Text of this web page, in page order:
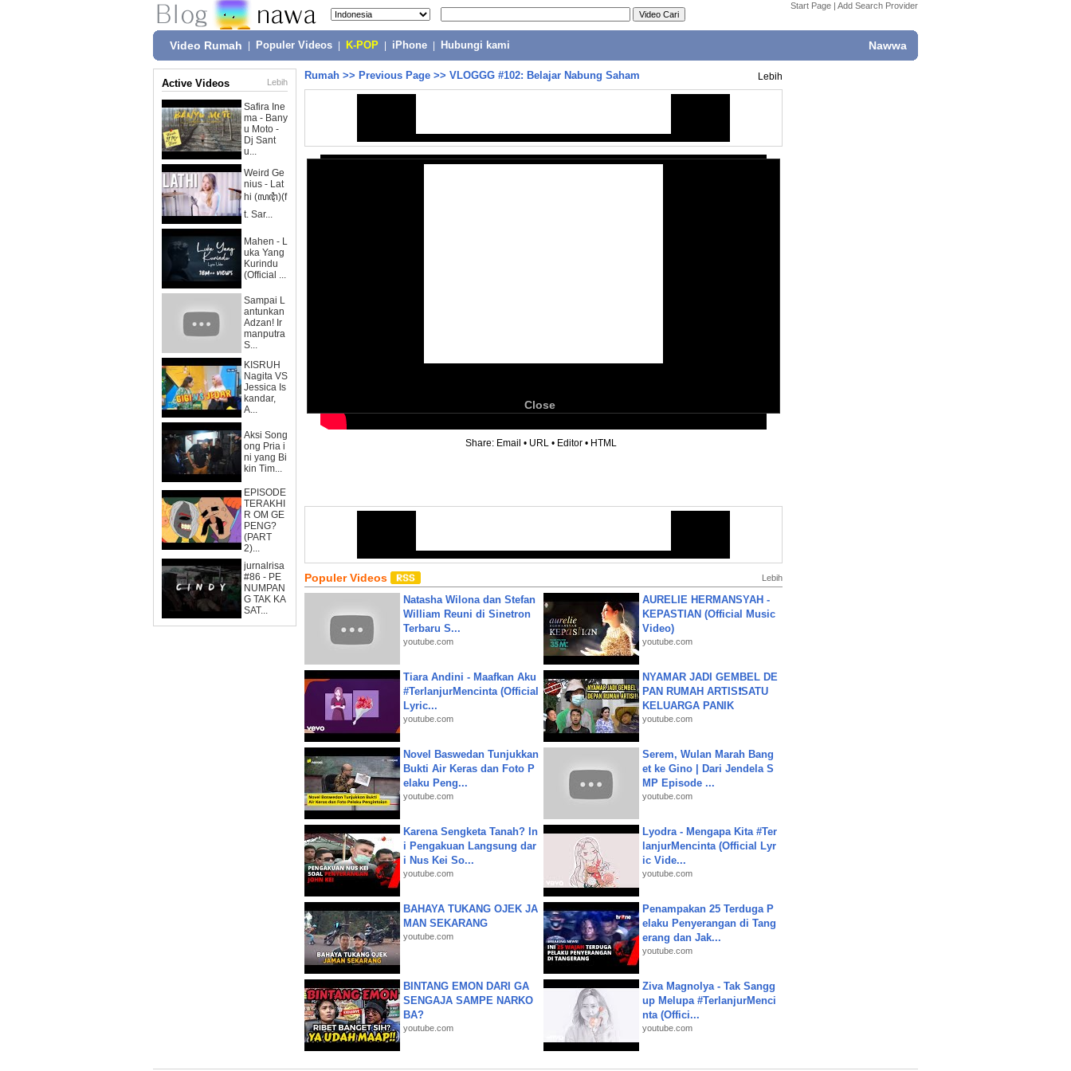
Start Page | Add Search Provider
Video Rumah Populer Videos K-POP iPhone Hubungi kami Nawwa
Active Videos Lebih
Safira Ine
ma - Bany
u Moto -
Dj Sant
u...
Weird Ge
nius - Lat
hi (ꦭꦛꦶ)(f
t. Sar...
Mahen - L
uka Yang
Kurindu
(Official ...
Sampai L
antunkan
Adzan! Ir
manputra
S...
KISRUH
Nagita VS
Jessica Is
kandar,
A...
Aksi Song
ong Pria i
ni yang Bi
kin Tim...
EPISODE
TERAKHI
R OM GE
PENG?
(PART
2)...
jurnalrisa
#86 - PE
NUMPAN
G TAK KA
SAT...
Rumah >> Previous Page >> VLOGGG #102: Belajar Nabung Saham Lebih
Close
Share: Email • URL • Editor • HTML
Populer Videos Lebih
Natasha Wilona dan Stefan
William Reuni di Sinetron
Terbaru S...
youtube.com
AURELIE HERMANSYAH -
KEPASTIAN (Official Music
Video)
youtube.com
Tiara Andini - Maafkan Aku
#TerlanjurMencinta (Official
Lyric...
youtube.com
NYAMAR JADI GEMBEL DE
PAN RUMAH ARTIS❗SATU
KELUARGA PANIK
youtube.com
Novel Baswedan Tunjukkan
Bukti Air Keras dan Foto P
elaku Peng...
youtube.com
Serem, Wulan Marah Bang
et ke Gino | Dari Jendela S
MP Episode ...
youtube.com
Karena Sengketa Tanah? In
i Pengakuan Langsung dar
i Nus Kei So...
youtube.com
Lyodra - Mengapa Kita #Ter
lanjurMencinta (Official Lyr
ic Vide...
youtube.com
BAHAYA TUKANG OJEK JA
MAN SEKARANG
youtube.com
Penampakan 25 Terduga P
elaku Penyerangan di Tang
erang dan Jak...
youtube.com
BINTANG EMON DARI GA
SENGAJA SAMPE NARKO
BA?
youtube.com
Ziva Magnolya - Tak Sangg
up Melupa #TerlanjurMenci
nta (Offici...
youtube.com